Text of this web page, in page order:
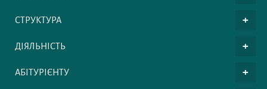
СТРУКТУРА
ДІЯЛЬНІСТЬ
АБІТУРІЄНТУ